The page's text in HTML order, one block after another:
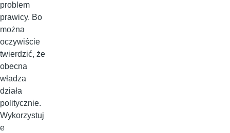
problem
prawicy. Bo
można
oczywiście
twierdzić, że
obecna
władza
działa
politycznie.
Wykorzystuj
e